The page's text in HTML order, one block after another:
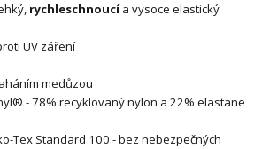
rychleschnoucía vysoce elastický
UV záření
medůzou
- 78% recyklovaný nylon a 22% elastane
Tex Standard 100 - bez nebezpečných